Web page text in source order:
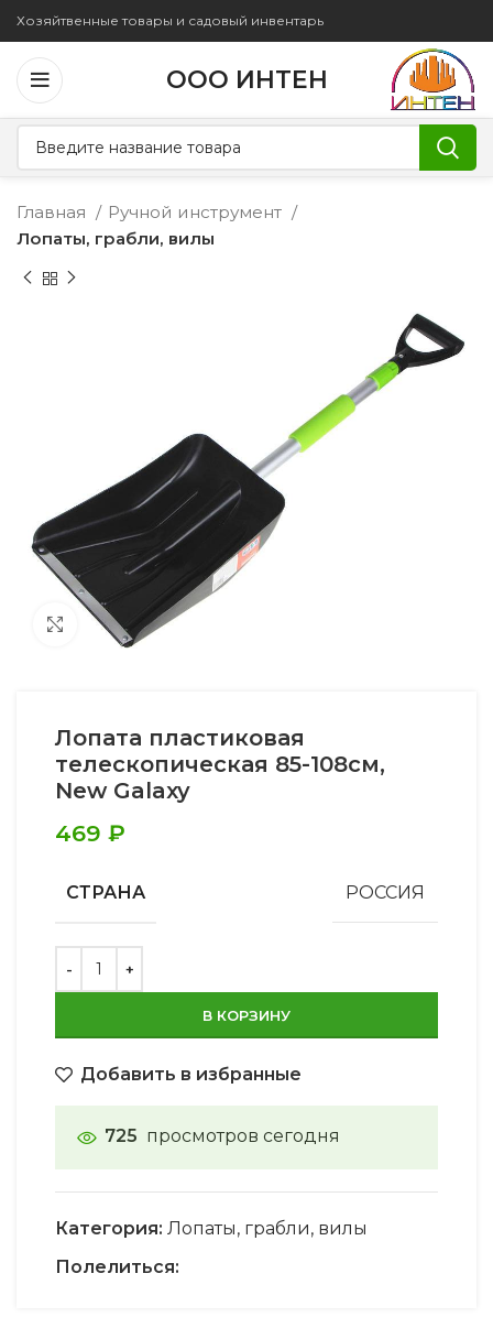
Хозяйтвенные товары и садовый инвентарь
ООО ИНТЕН
Главная
Ручной инструмент
Лопаты, грабли, вилы
Увеличить
Лопата пластиковая
телескопическая 85-108см,
New Galaxy
469 ₽
СТРАНА РОССИЯ
В КОРЗИНУ
Добавить в избранные
725 просмотров сегодня
Категория: Лопаты, грабли, вилы
Полелиться: